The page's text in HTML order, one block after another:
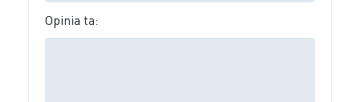
Opinia ta: